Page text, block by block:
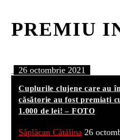
PREMIU
26 octombrie 2021
Cuplurile clujene care au
căsătorie au fost premiați
1.000 de lei! – FOTO
Săplăcan Cătălina 26